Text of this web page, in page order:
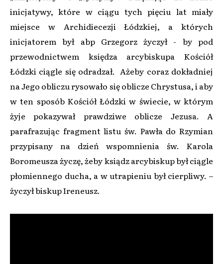
inicjatywy, które w ciągu tych pięciu lat miały
miejsce w Archidiecezji Łódzkiej, a których
inicjatorem był abp Grzegorz życzył - by pod
przewodnictwem księdza arcybiskupa Kościół
Łódzki ciągle się odradzał. Ażeby coraz dokładniej
na Jego obliczu rysowało się oblicze Chrystusa, i aby
w ten sposób Kościół Łódzki w świecie, w którym
żyje pokazywał prawdziwe oblicze Jezusa. A
parafrazując fragment listu św. Pawła do Rzymian
przypisany na dzień wspomnienia św. Karola
Boromeusza życzę, żeby ksiądz arcybiskup był ciągle
płomiennego ducha, a w utrapieniu był cierpliwy. –
życzył biskup Ireneusz.